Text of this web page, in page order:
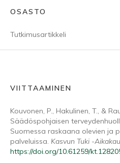
OSASTO
Tutkimusartikkeli
VIITTAAMINEN
Kouvonen, P., Hakulinen, T., &
Säädöspohjaisen
Suomessa raskaana olevien ja
palveluissa. Kasvun Tuki -
https://doi.org/10.61259/